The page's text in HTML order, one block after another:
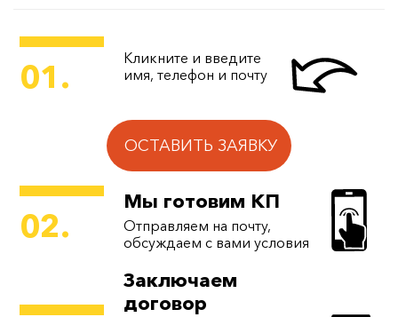
01.
Кликните и введите
имя, телефон и почту
ОСТАВИТЬ ЗАЯВКУ
02.
Мы готовим КП
Отправляем на почту,
обсуждаем с вами условия
Заключаем
договор